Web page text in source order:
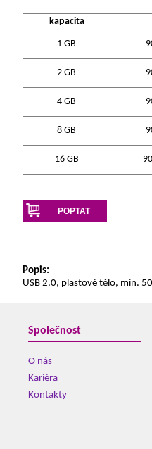
kapacita
1 GB
2 GB
4 GB
8 GB
16 GB
POPTAT
Popis:
USB 2.0, plastové tělo, min.
Společnost
O nás
Kariéra
Kontakty